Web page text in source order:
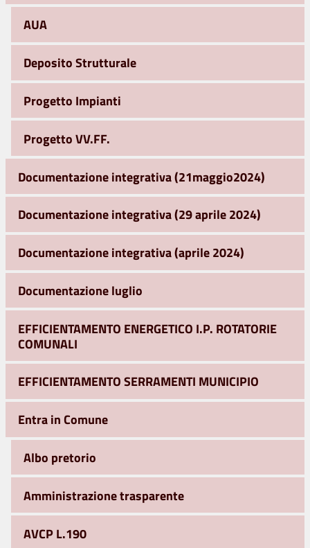
AUA
Deposito Strutturale
Progetto Impianti
Progetto VV.FF.
Documentazione integrativa (21maggio2024)
Documentazione integrativa (29 aprile 2024)
Documentazione integrativa (aprile 2024)
Documentazione luglio
EFFICIENTAMENTO ENERGETICO I.P. ROTATORIE
COMUNALI
EFFICIENTAMENTO SERRAMENTI MUNICIPIO
Entra in Comune
Albo pretorio
Amministrazione trasparente
AVCP L.190